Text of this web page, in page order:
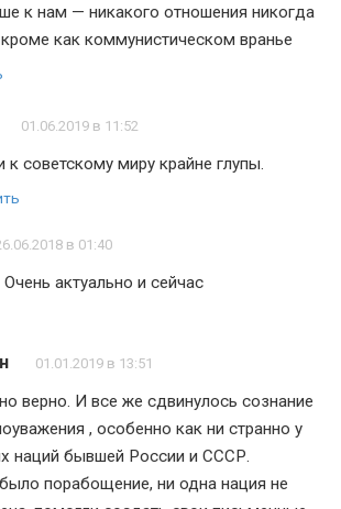
к нам — никакого отношения никогда
как коммунистическом вранье
01.06.2019 в 11:52
к советскому миру крайне глупы.
в 01:40
актуально и сейчас
01.01.2019 в 13:51
верно. И все же сдвинулось сознание
, особенно как ни странно у
наций бывшей России и СССР.
порабощение, ни одна нация не